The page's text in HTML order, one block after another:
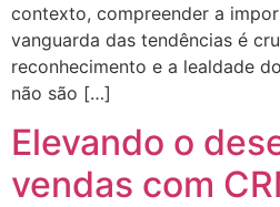
contexto, compreender a
vanguarda das tendências é
reconhecimento e a lealdade
não são […]
Elevando o
vendas com